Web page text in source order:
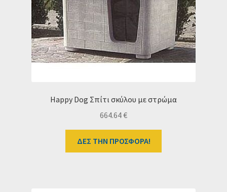
Happy Dog Σπίτι σκύλου με στρώμα
664.64€
ΔΕΣ ΤΗΝ ΠΡΟΣΦΟΡΑ!